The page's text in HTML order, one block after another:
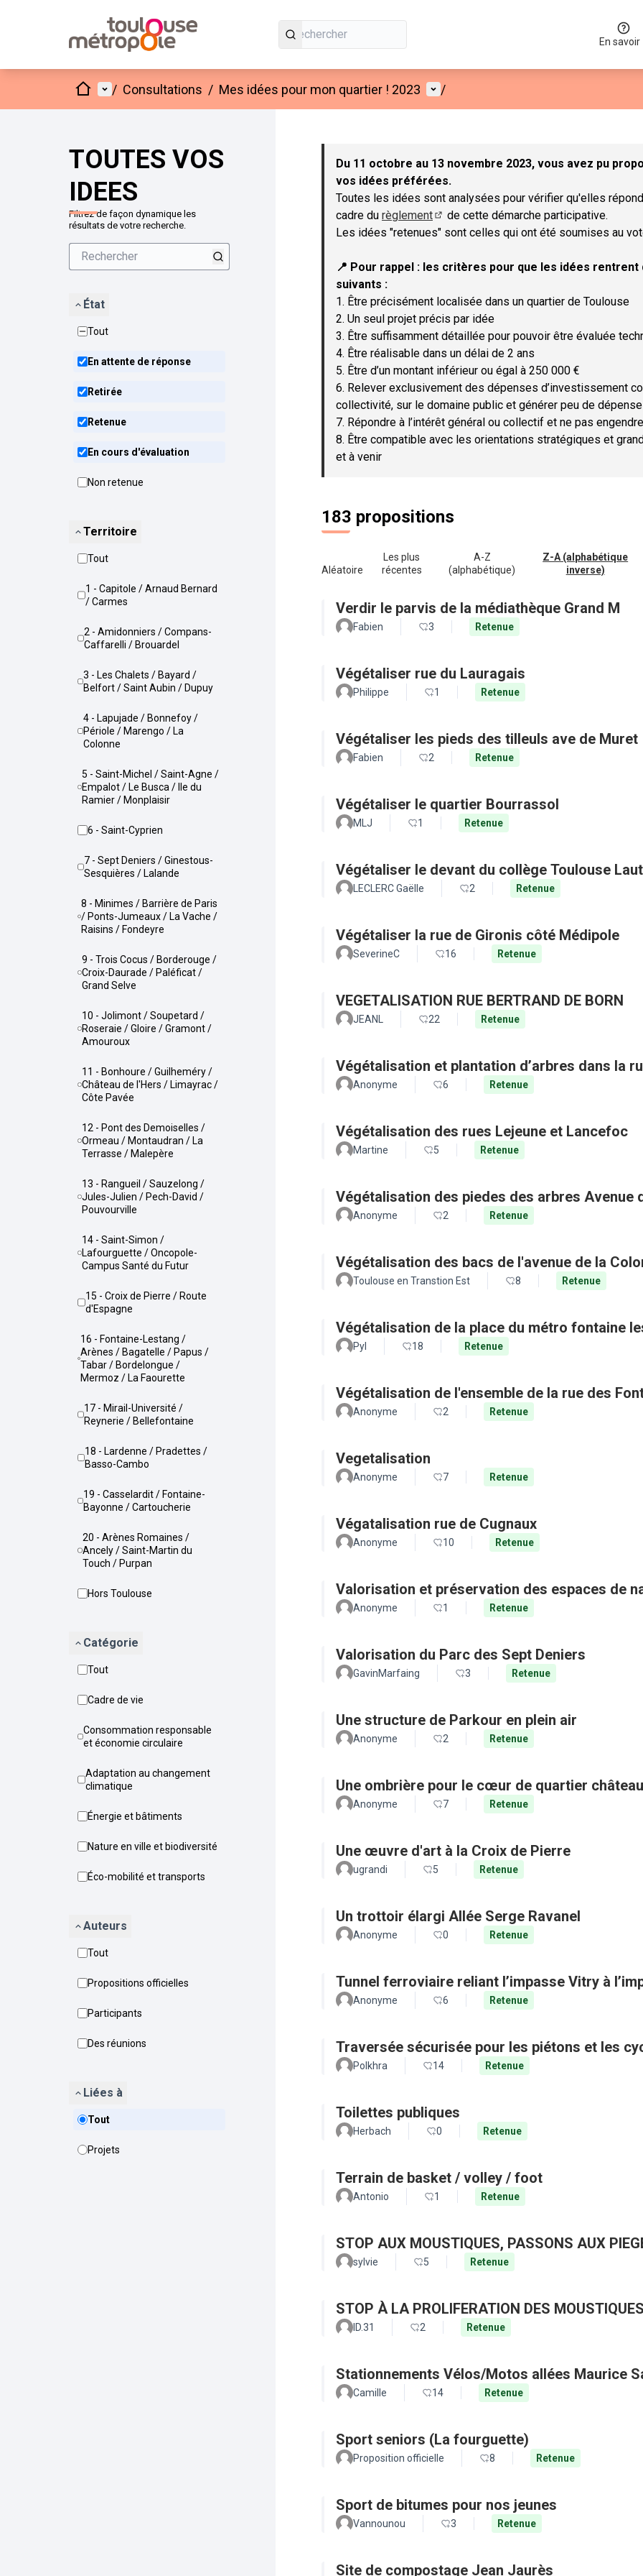
En savoir
AccueilMenu principal
/ Consultations / Mes idées pour mon quartier ! 2023 Menu utilisateur
/
TOUTES VOS
IDEES
Filtrez de façon dynamique les
résultats de votre recherche.
État
Tout
En attente de réponse
Retirée
Retenue
En cours d'évaluation
Non retenue
Territoire
Tout
1 - Capitole / Arnaud Bernard
/ Carmes
2 - Amidonniers / Compans-
Caffarelli / Brouardel
3 - Les Chalets / Bayard /
Belfort / Saint Aubin / Dupuy
4 - Lapujade / Bonnefoy /
Périole / Marengo / La
Colonne
5 - Saint-Michel / Saint-Agne /
Empalot / Le Busca / Ile du
Ramier / Monplaisir
6 - Saint-Cyprien
7 - Sept Deniers / Ginestous-
Sesquières / Lalande
8 - Minimes / Barrière de Paris
/ Ponts-Jumeaux / La Vache /
Raisins / Fondeyre
9 - Trois Cocus / Borderouge /
Croix-Daurade / Paléficat /
Grand Selve
10 - Jolimont / Soupetard /
Roseraie / Gloire / Gramont /
Amouroux
11 - Bonhoure / Guilheméry /
Château de l'Hers / Limayrac /
Côte Pavée
12 - Pont des Demoiselles /
Ormeau / Montaudran / La
Terrasse / Malepère
13 - Rangueil / Sauzelong /
Jules-Julien / Pech-David /
Pouvourville
14 - Saint-Simon /
Lafourguette / Oncopole-
Campus Santé du Futur
15 - Croix de Pierre / Route
d'Espagne
16 - Fontaine-Lestang /
Arènes / Bagatelle / Papus /
Tabar / Bordelongue /
Mermoz / La Faourette
17 - Mirail-Université /
Reynerie / Bellefontaine
18 - Lardenne / Pradettes /
Basso-Cambo
19 - Casselardit / Fontaine-
Bayonne / Cartoucherie
20 - Arènes Romaines /
Ancely / Saint-Martin du
Touch / Purpan
Hors Toulouse
Catégorie
Tout
Cadre de vie
Consommation responsable
et économie circulaire
Adaptation au changement
climatique
Énergie et bâtiments
Nature en ville et biodiversité
Éco-mobilité et transports
Auteurs
Tout
Propositions officielles
Participants
Des réunions
Liées à
Tout
Projets
Passer la carte
Du 11 octobre au 13 novembre 2023, vous avez pu
vos idées préférées.
Toutes les idées sont analysées pour vérifier qu'elles
cadre du règlement
(Lien externe)
de cette démarche participative.
Les idées "retenues" sont celles qui ont été soumises au
📍 Pour rappel : les critères pour que les idées
suivants :
1. Être précisément localisée dans un quartier de Toulouse
2. Un seul projet précis par idée
3. Être suffisamment détaillée pour pouvoir être évaluée
4. Être réalisable dans un délai de 2 ans
5. Être d’un montant inférieur ou égal à 250 000 €
6. Relever exclusivement des dépenses d’investissement
collectivité, sur le domaine public et générer peu de
7. Répondre à l’intérêt général ou collectif et ne pas
8. Être compatible avec les orientations stratégiques et
et à venir
183 propositions
Aléatoire
Les plus
récentes
A-Z
(alphabétique)
Z-A (alphabétique
inverse)
Verdir le parvis de la médiathèque Grand M
Fabien 3 Retenue
Végétaliser rue du Lauragais
Philippe 1 Retenue
Végétaliser les pieds des tilleuls ave de Muret
Fabien 2 Retenue
Végétaliser le quartier Bourrassol
MLJ 1 Retenue
Végétaliser le devant du collège Toulouse
LECLERC Gaëlle 2 Retenue
Végétaliser la rue de Gironis côté Médipole
SeverineC 16 Retenue
VEGETALISATION RUE BERTRAND DE BORN
JEANL 22 Retenue
Végétalisation et plantation d’arbres dans la
Anonyme 6 Retenue
Végétalisation des rues Lejeune et Lancefoc
Martine 5 Retenue
Végétalisation des piedes des arbres Avenue
Anonyme 2 Retenue
Végétalisation des bacs de l'avenue de la
Toulouse en Transtion Est 8 Retenue
Végétalisation de la place du métro fontaine
Pyl 18 Retenue
Végétalisation de l'ensemble de la rue des
Anonyme 2 Retenue
Vegetalisation
Anonyme 7 Retenue
Végatalisation rue de Cugnaux
Anonyme 10 Retenue
Valorisation et préservation des espaces de
Anonyme 1 Retenue
Valorisation du Parc des Sept Deniers
GavinMarfaing 3 Retenue
Une structure de Parkour en plein air
Anonyme 2 Retenue
Une ombrière pour le cœur de quartier
Anonyme 7 Retenue
Une œuvre d'art à la Croix de Pierre
ugrandi 5 Retenue
Un trottoir élargi Allée Serge Ravanel
Anonyme 0 Retenue
Tunnel ferroviaire reliant l’impasse Vitry à
Anonyme 6 Retenue
Traversée sécurisée pour les piétons et les
Polkhra 14 Retenue
Toilettes publiques
Herbach 0 Retenue
Terrain de basket / volley / foot
Antonio 1 Retenue
STOP AUX MOUSTIQUES, PASSONS AUX
sylvie 5 Retenue
STOP À LA PROLIFERATION DES
ID.31 2 Retenue
Stationnements Vélos/Motos allées Maurice
Camille 14 Retenue
Sport seniors (La fourguette)
Proposition officielle 8 Retenue
Sport de bitumes pour nos jeunes
Vannounou 3 Retenue
Site de compostage Jean Jaurès